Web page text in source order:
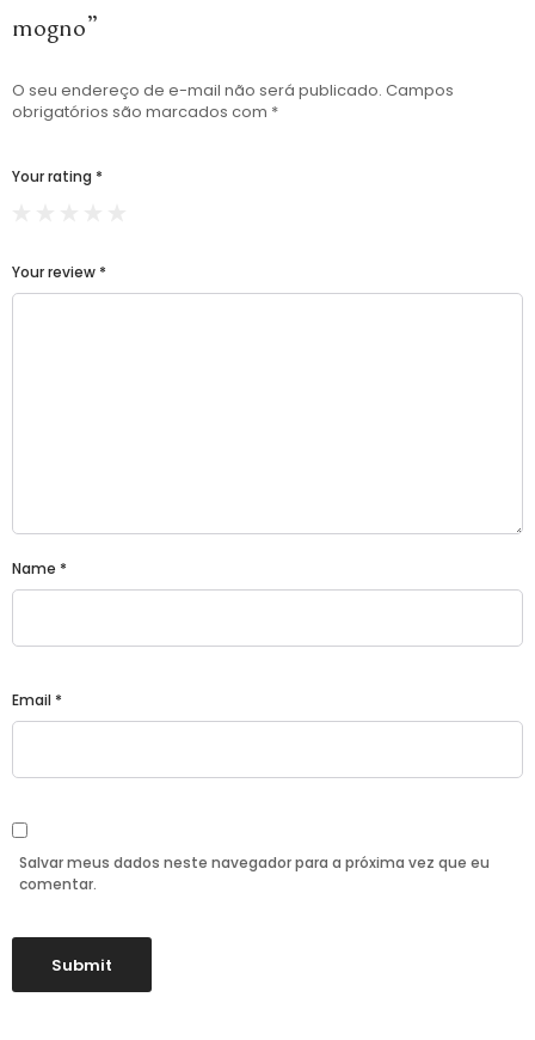
mogno”
O seu endereço de e-mail não será publicado. Campos
obrigatórios são marcados com *
Your rating *
Your review *
Name *
Email *
Salvar meus dados neste navegador para a próxima vez que eu
comentar.